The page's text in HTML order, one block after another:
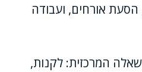
אורחים, ועבודה
המרכזית: לקנות,